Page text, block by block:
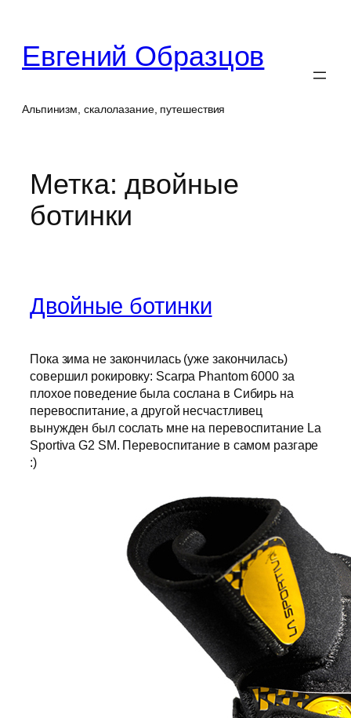
содержимому
Евгений Образцов
Альпинизм, скалолазание, путешествия
Метка:двойные
ботинки
Двойные ботинки
Пока зима не закончилась (уже закончилась)
совершил рокировку: Scarpa Phantom 6000 за
плохое поведение была сослана в Сибирь на
перевоспитание, а другой несчастливец
вынужден был сослать мне на перевоспитание La
Sportiva G2 SM. Перевоспитание в самом разгаре
:)